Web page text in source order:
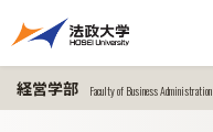
経営学部 Faculty of Business Administration